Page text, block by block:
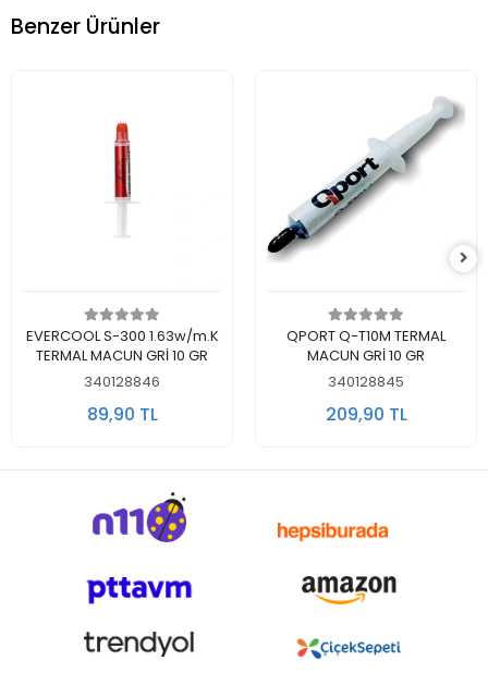
Benzer Ürünler
Sepete Ekle
EVERCOOL S-300 1.63w/m.K
TERMAL MACUN GRİ 10 GR
340128846
89,90 TL
Sepete Ekle
QPORT Q-T10M TERMAL
MACUN GRİ 10 GR
340128845
209,90 TL